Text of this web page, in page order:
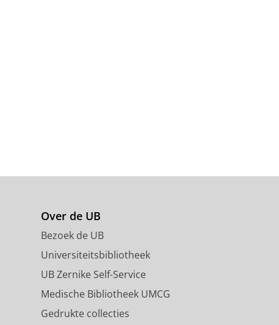
Over de UB
Bezoek de UB
Universiteitsbibliotheek
UB Zernike Self-Service
Medische Bibliotheek UMCG
Gedrukte collecties